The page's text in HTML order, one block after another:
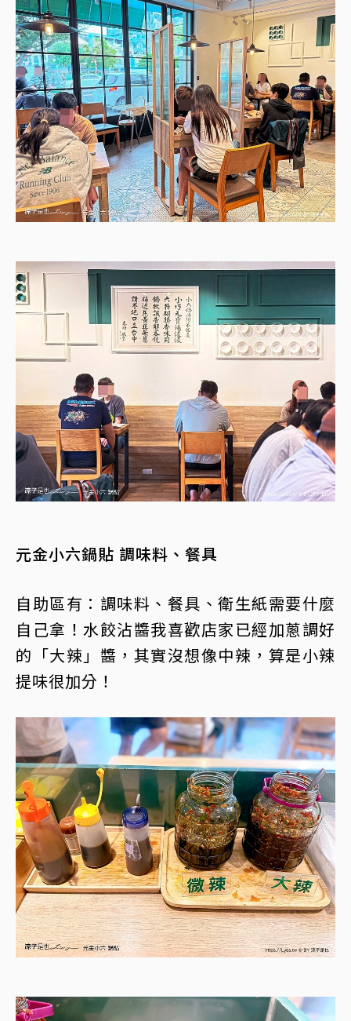
元金小六鍋貼 調味料、餐具
自助區有：調味料、餐具、衛生紙需要什麼
自己拿！水餃沾醬我喜歡店家已經加蔥調好
的「大辣」醬，其實沒想像中辣，算是小辣
提味很加分！